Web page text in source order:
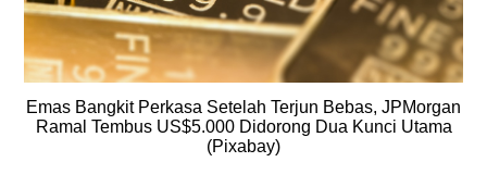
Emas Bangkit Perkasa Setelah Terjun Bebas, JPMorgan
Ramal Tembus US$5.000 Didorong Dua Kunci Utama
(Pixabay)